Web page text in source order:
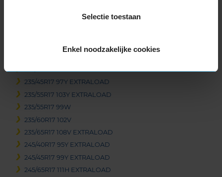
Selectie toestaan
Enkel noodzakelijke cookies
225/45R17 94Y EXTRALOAD
235/45R17 97Y EXTRALOAD
235/55R17 103Y EXTRALOAD
235/55R17 99W
235/60R17 102V
235/65R17 108V EXTRALOAD
245/40R17 95Y EXTRALOAD
245/45R17 99Y EXTRALOAD
245/65R17 111H EXTRALOAD